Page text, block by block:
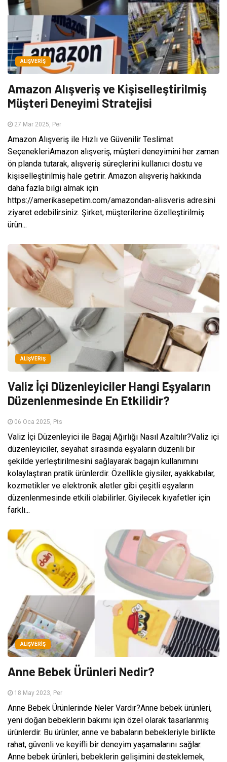
ALIŞVERIŞ
Amazon Alışveriş ve Kişiselleştirilmiş
Müşteri Deneyimi Stratejisi
27 Mar 2025, Per
Amazon Alışveriş ile Hızlı ve Güvenilir Teslimat
SeçenekleriAmazon alışveriş, müşteri deneyimini her zaman
ön planda tutarak, alışveriş süreçlerini kullanıcı dostu ve
kişiselleştirilmiş hale getirir. Amazon alışveriş hakkında
daha fazla bilgi almak için
https://amerikasepetim.com/amazondan-alisveris adresini
ziyaret edebilirsiniz. Şirket, müşterilerine özelleştirilmiş
ürün...
ALIŞVERIŞ
Valiz İçi Düzenleyiciler Hangi Eşyaların
Düzenlenmesinde En Etkilidir?
06 Oca 2025, Pts
Valiz İçi Düzenleyici ile Bagaj Ağırlığı Nasıl Azaltılır?Valiz içi
düzenleyiciler, seyahat sırasında eşyaların düzenli bir
şekilde yerleştirilmesini sağlayarak bagajın kullanımını
kolaylaştıran pratik ürünlerdir. Özellikle giysiler, ayakkabılar,
kozmetikler ve elektronik aletler gibi çeşitli eşyaların
düzenlenmesinde etkili olabilirler. Giyilecek kıyafetler için
farklı...
ALIŞVERIŞ
Anne Bebek Ürünleri Nedir?
18 May 2023, Per
Anne Bebek Ürünlerinde Neler Vardır?Anne bebek ürünleri,
yeni doğan bebeklerin bakımı için özel olarak tasarlanmış
ürünlerdir. Bu ürünler, anne ve babaların bebekleriyle birlikte
rahat, güvenli ve keyifli bir deneyim yaşamalarını sağlar.
Anne bebek ürünleri, bebeklerin gelişimini desteklemek,